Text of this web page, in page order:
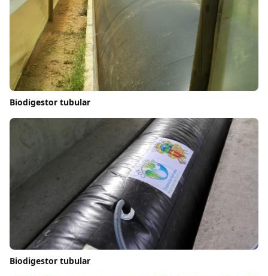
Biodigestor tubular
Biodigestor tubular